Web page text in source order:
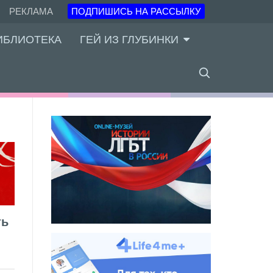
РЕКЛАМА ПОДПИШИСЬ НА РАССЫЛКУ
ГЕЙ ИЗ ГЛУБИНКИ